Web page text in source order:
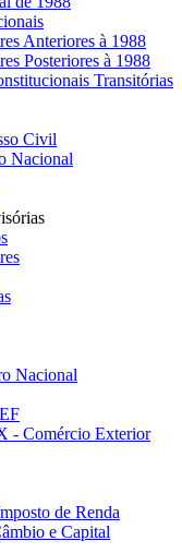
Anteriores à 1988
Posteriores à 1988
Transitórias
Civil
Nacional
Nacional
- Comércio Exterior
de Renda
e Capital